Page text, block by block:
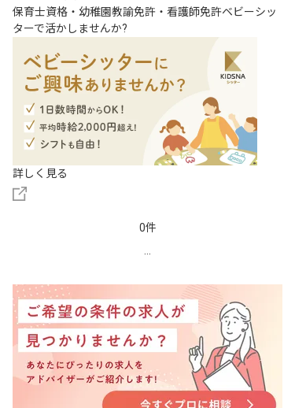
保育士資格・幼稚園教諭免許・看護師免許ベビーシッ
ターで活かしませんか?
詳しく見る
0件